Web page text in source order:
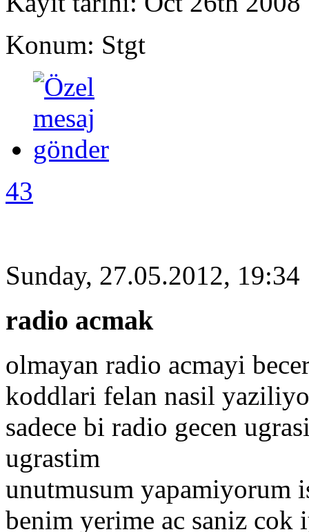
Konum: Stgt
43
Sunday, 27.05.2012, 19:34
radio acmak
olmayan radio acmayi
koddlari felan nasil
sadece bi radio gecen
ugrastim
unutmusum yapamiyorum
benim yerime ac saniz